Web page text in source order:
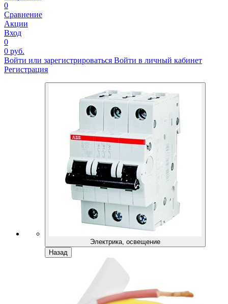
0
Сравнение
Акции
Вход
0
0 руб.
Войти или зарегистрироваться Войти в личный кабинет
Регистрация
Электрика, освещение
Назад